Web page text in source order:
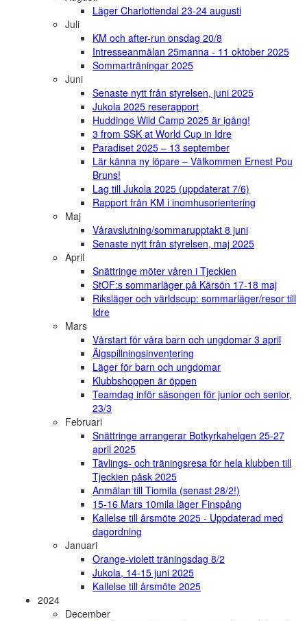
Läger Charlottendal 23-24 augusti
Juli
KM och after-run onsdag 20/8
Intresseanmälan 25manna - 11 oktober 2025
Sommarträningar 2025
Juni
Senaste nytt från styrelsen, juni 2025
Jukola 2025 reserapport
Huddinge Wild Camp 2025 är igång!
3 from SSK at World Cup in Idre
Paradiset 2025 – 13 september
Lär känna ny löpare – Välkommen Ernest Pou
Bruns!
Lag till Jukola 2025 (uppdaterat 7/6)
Rapport från KM i inomhusorientering
Maj
Våravslutning/sommarupptakt 8 juni
Senaste nytt från styrelsen, maj 2025
April
Snättringe möter våren i Tjeckien
StOF:s sommarläger på Kärsön 17-18 maj
Riksläger och världscup: sommarläger/resor till
Idre
Mars
Vårstart för våra barn och ungdomar 3 april
Älgspillningsinventering
Läger för barn och ungdomar
Klubbshoppen är öppen
Teamdag inför säsongen för junior och senior,
23/3
Februari
Snättringe arrangerar Botkyrkahelgen 25-27
april 2025
Tävlings- och träningsresa för hela klubben till
Tjeckien påsk 2025
Anmälan till Tiomila (senast 28/2!)
15-16 Mars 10mila läger Finspång
Kallelse till årsmöte 2025 - Uppdaterad med
dagordning
Januari
Orange-violett träningsdag 8/2
Jukola, 14-15 juni 2025
Kallelse till årsmöte 2025
2024
December